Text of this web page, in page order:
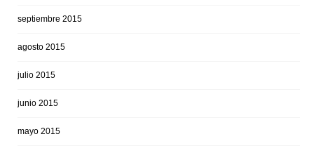
septiembre 2015
agosto 2015
julio 2015
junio 2015
mayo 2015